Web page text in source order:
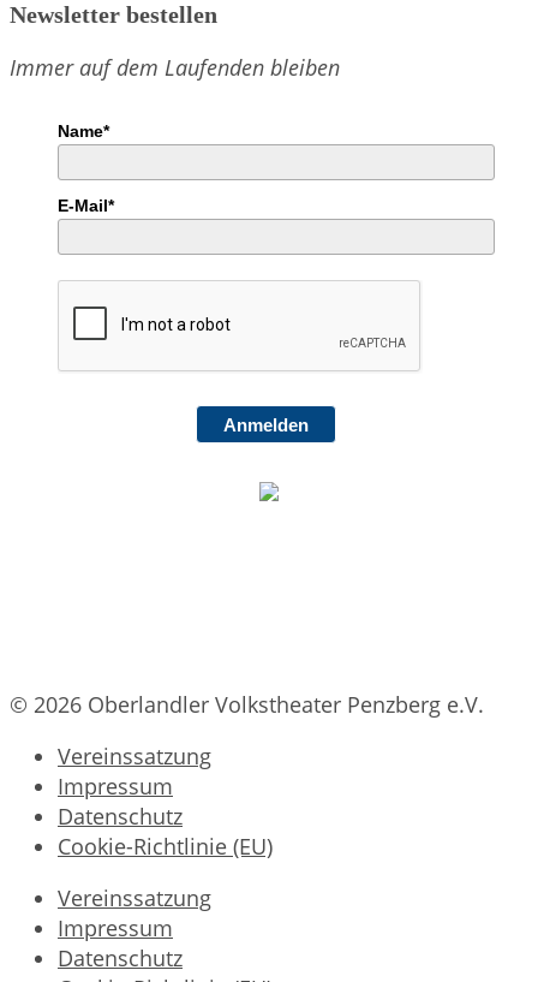
Newsletter bestellen
Immer auf dem Laufenden bleiben
Name*
E-Mail*
Anmelden
© 2026 Oberlandler Volkstheater Penzberg e.V.
Vereinssatzung
Impressum
Datenschutz
Cookie-Richtlinie (EU)
Vereinssatzung
Impressum
Datenschutz